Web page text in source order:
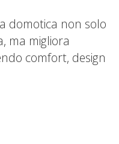
domotica non solo
ma migliora
comfort, design